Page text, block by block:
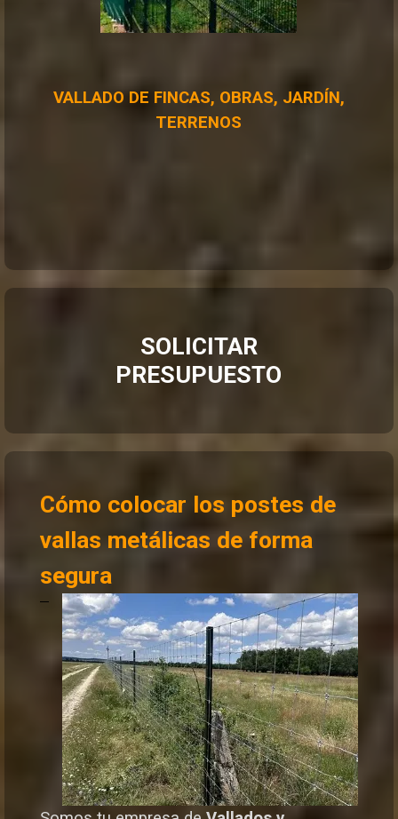
VALLADO DE FINCAS, OBRAS, JARDÍN,
TERRENOS
SOLICITAR
PRESUPUESTO
Cómo colocar los postes de
vallas metálicas de forma
segura